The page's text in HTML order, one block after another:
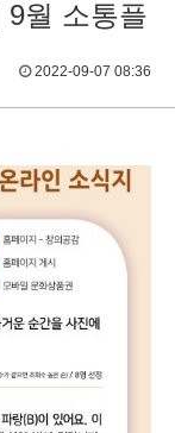
월 소통플
2022-09-07 08:36